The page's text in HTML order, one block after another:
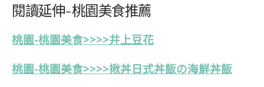
閱讀延伸-桃園美食推薦
桃園-桃園美食>>>>井上豆花
桃園-桃園美食>>>>揪丼日式丼飯の海鮮丼飯